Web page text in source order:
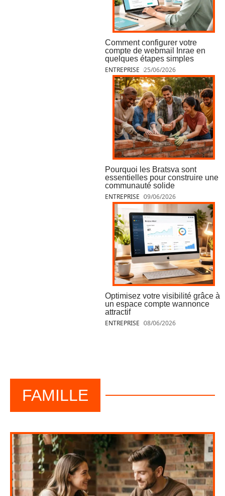
Comment configurer votre
compte de webmail Inrae en
quelques étapes simples
ENTREPRISE 25/06/2026
Pourquoi les Bratsva sont
essentielles pour construire une
communauté solide
ENTREPRISE 09/06/2026
Optimisez votre visibilité grâce à
un espace compte wannonce
attractif
ENTREPRISE 08/06/2026
FAMILLE